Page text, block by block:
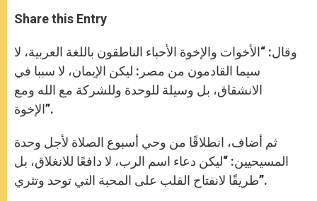
t
s
p
s
e
g
e
r
e
b
o
k
r
Share this Entry
وقال: “الأخوات والإخوة الأحباء الناطقون باللغة العربية، لا
سيما القادمون من مصر: ليكن الإيمان، لا سببا في
الانشقاق، بل وسيلة للوحدة وللشركة مع الله ومع
الإخوة”.
ثم أضاف، انطلاقًا من وحي أسبوع الصلاة لأجل وحدة
المسيحيين: “ليكن دعاء اسم الرب، لا دافعًا للانغلاق، بل
طريقًا لانفتاح القلب على المحبة التي توحد وتثري”.